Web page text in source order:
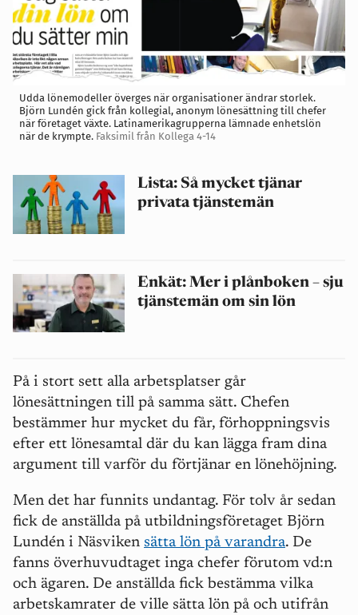
Udda lönemodeller överges när organisationer ändrar storlek.
Björn Lundén gick från kollegial, anonym lönesättning till chefer
när företaget växte. Latinamerikagrupperna lämnade enhetslön
när de krympte. Faksimil från Kollega 4-14
Lista: Så mycket tjänar
privata tjänstemän
Enkät: Mer i plånboken – sju
tjänstemän om sin lön
På i stort sett alla arbetsplatser går
lönesättningen till på samma sätt. Chefen
bestämmer hur mycket du får, förhoppningsvis
efter ett lönesamtal där du kan lägga fram dina
argument till varför du förtjänar en lönehöjning.
Men det har funnits undantag. För tolv år sedan
fick de anställda på utbildningsföretaget Björn
Lundén i Näsviken sätta lön på varandra. De
fanns överhuvudtaget inga chefer förutom vd:n
och ägaren. De anställda fick bestämma vilka
arbetskamrater de ville sätta lön på och utifrån